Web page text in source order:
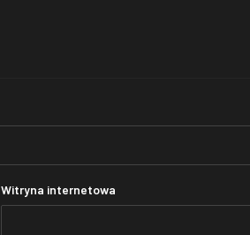
Witryna internetowa